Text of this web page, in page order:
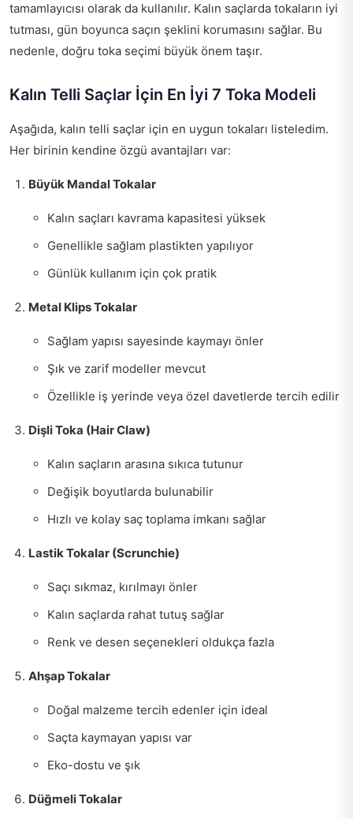
tamamlayıcısı olarak da kullanılır. Kalın saçlarda tokaların iyi
tutması, gün boyunca saçın şeklini korumasını sağlar. Bu
nedenle, doğru toka seçimi büyük önem taşır.
Kalın Telli Saçlar İçin En İyi 7 Toka Modeli
Aşağıda, kalın telli saçlar için en uygun tokaları listeledim.
Her birinin kendine özgü avantajları var:
Büyük Mandal Tokalar
Kalın saçları kavrama kapasitesi yüksek
Genellikle sağlam plastikten yapılıyor
Günlük kullanım için çok pratik
Metal Klips Tokalar
Sağlam yapısı sayesinde kaymayı önler
Şık ve zarif modeller mevcut
Özellikle iş yerinde veya özel davetlerde tercih edilir
Dişli Toka (Hair Claw)
Kalın saçların arasına sıkıca tutunur
Değişik boyutlarda bulunabilir
Hızlı ve kolay saç toplama imkanı sağlar
Lastik Tokalar (Scrunchie)
Saçı sıkmaz, kırılmayı önler
Kalın saçlarda rahat tutuş sağlar
Renk ve desen seçenekleri oldukça fazla
Ahşap Tokalar
Doğal malzeme tercih edenler için ideal
Saçta kaymayan yapısı var
Eko-dostu ve şık
Düğmeli Tokalar